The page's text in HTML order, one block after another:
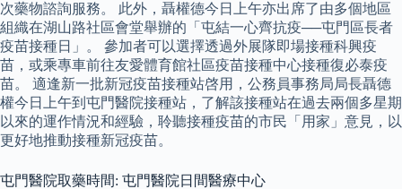
次藥物諮詢服務。 此外，聶權德今日上午亦出席了由多個地區
組織在湖山路社區會堂舉辦的「屯結一心齊抗疫──屯門區長者
疫苗接種日」。 參加者可以選擇透過外展隊即場接種科興疫
苗，或乘專車前往友愛體育館社區疫苗接種中心接種復必泰疫
苗。 適逢新一批新冠疫苗接種站啓用，公務員事務局局長聶德
權今日上午到屯門醫院接種站，了解該接種站在過去兩個多星期
以來的運作情況和經驗，聆聽接種疫苗的市民「用家」意見，以
更好地推動接種新冠疫苗。
屯門醫院取藥時間: 屯門醫院日間醫療中心